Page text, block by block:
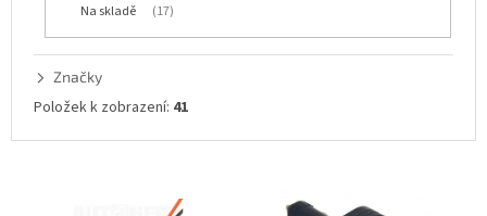
Na skladě 17
Značky
Položek k zobrazení: 41